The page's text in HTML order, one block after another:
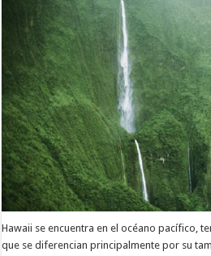
Hawaii se encuentra en el océano pacífico,
que se diferencian principalmente por su